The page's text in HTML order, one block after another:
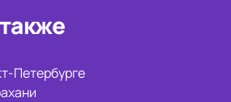
Петербурге